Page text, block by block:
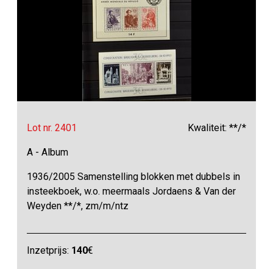
Lot nr. 2401 Kwaliteit: **/*
A - Album
1936/2005 Samenstelling blokken met dubbels in
insteekboek, w.o. meermaals Jordaens & Van der
Weyden **/*, zm/m/ntz
Inzetprijs: 140€